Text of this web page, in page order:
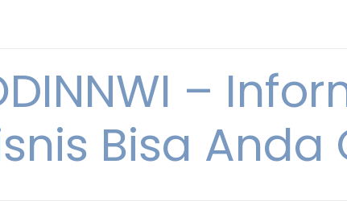
–
Bisa Anda